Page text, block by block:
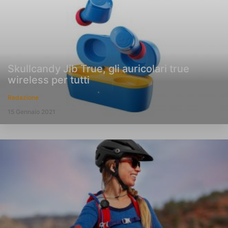
Skullcandy Jib True, gli auricolari true
wireless per tutti
Redazione
15 Gennaio 2021